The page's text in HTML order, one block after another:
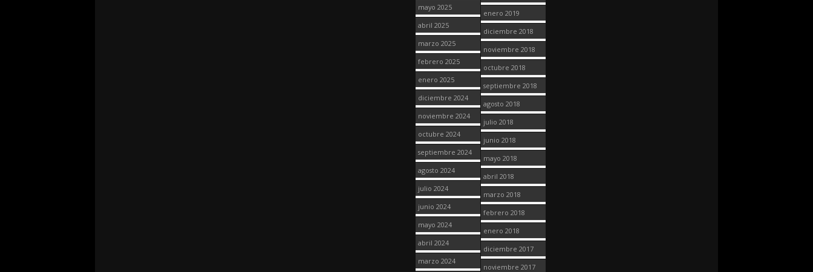
mayo 2025
abril 2025
marzo 2025
febrero 2025
enero 2025
diciembre 2024
noviembre 2024
octubre 2024
septiembre 2024
agosto 2024
julio 2024
junio 2024
mayo 2024
abril 2024
marzo 2024
enero 2019
diciembre 2018
noviembre 2018
octubre 2018
septiembre 2018
agosto 2018
julio 2018
junio 2018
mayo 2018
abril 2018
marzo 2018
febrero 2018
enero 2018
diciembre 2017
noviembre 2017